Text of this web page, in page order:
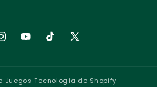
YouTubeTikTokX
Juegos Tecnología de Shopify